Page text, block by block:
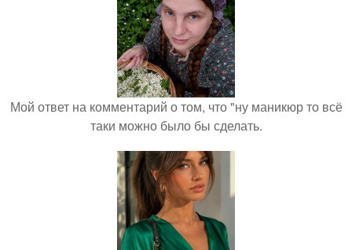
Мой ответ на комментарий о том, что "ну маникюр то всё
таки можно было бы сделать.